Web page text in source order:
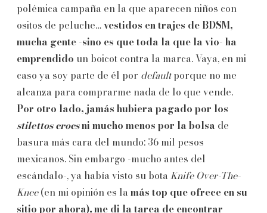
polémica campaña en la que aparecen niños con
ositos de peluche…vestidos en trajes de BDSM,
mucha gente -sino es que toda la que la vio- ha
emprendido un boicot contra la marca. Vaya, en mi
caso ya soy parte de él por defaultporque no me
alcanza para comprarme nada de lo que vende.
Por otro lado, jamás hubiera pagado por los
stilettos crocsni mucho menos por la bolsa de
basura más cara del mundo: 36 mil pesos
mexicanos. Sin embargo -mucho antes del
escándalo-, ya había visto su bota Knife Over-The-
Knee(en mi opinión es la más top que ofrece en su
sitio por ahora),me di la tarea de encontrar